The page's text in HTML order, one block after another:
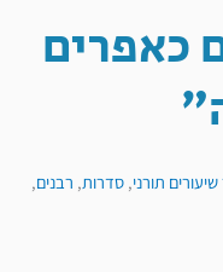
כאפרים
תורני, סדרות, רבנים,